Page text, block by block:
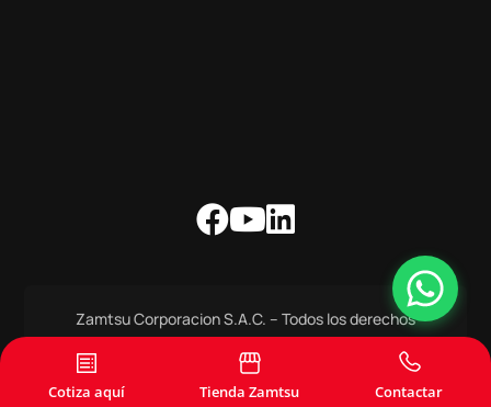
Zamtsu Corporacion S.A.C. – Todos los derechos
Reservados.
Copyright 2021-22 – All Right Reserved
Cotiza aquí Tienda Zamtsu Contactar